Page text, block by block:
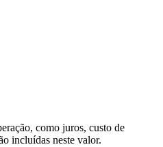
como juros, custo de
incluídas neste valor.